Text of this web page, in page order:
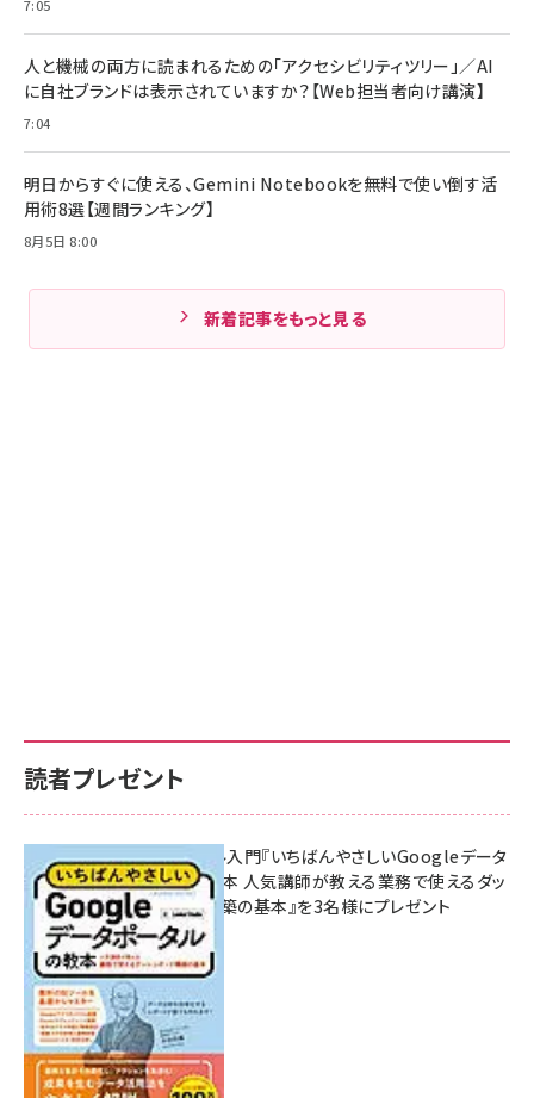
7:05
人と機械の両方に読まれるための「アクセシビリティツリー」／AI
に自社ブランドは表示されていますか？【Web担当者向け講演】
7:04
明日からすぐに使える、Gemini Notebookを無料で使い倒す活
用術8選【週間ランキング】
8月5日 8:00
新着記事をもっと見る
読者プレゼント
無料BIツール入門『いちばんやさしいGoogleデータ
ポータルの教本 人気講師が教える業務で使えるダッ
シュボード構築の基本』を3名様にプレゼント
7月31日 10:00